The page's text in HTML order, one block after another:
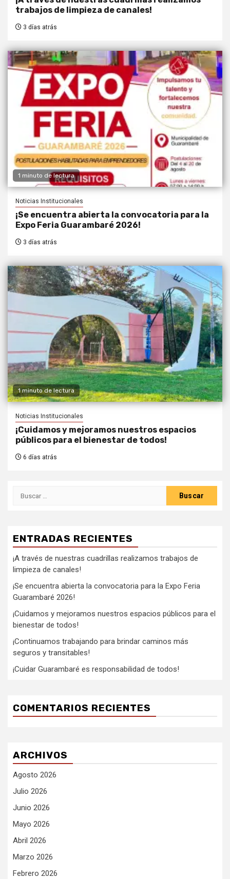
trabajos de limpieza de canales!
3 días atrás
1 minuto de lectura
Noticias Institucionales
¡Se encuentra abierta la convocatoria para la
Expo Feria Guarambaré 2026!
3 días atrás
1 minuto de lectura
Noticias Institucionales
¡Cuidamos y mejoramos nuestros espacios
públicos para el bienestar de todos!
6 días atrás
ENTRADAS RECIENTES
¡A través de nuestras cuadrillas realizamos trabajos de
limpieza de canales!
¡Se encuentra abierta la convocatoria para la Expo Feria
Guarambaré 2026!
¡Cuidamos y mejoramos nuestros espacios públicos para el
bienestar de todos!
¡Continuamos trabajando para brindar caminos más
seguros y transitables!
¡Cuidar Guarambaré es responsabilidad de todos!
COMENTARIOS RECIENTES
ARCHIVOS
Agosto 2026
Julio 2026
Junio 2026
Mayo 2026
Abril 2026
Marzo 2026
Febrero 2026